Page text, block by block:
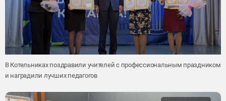
В Котельниках поздравили учителей с профессиональным праздником
и наградили лучших педагогов